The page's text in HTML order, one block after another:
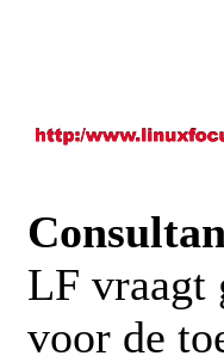
LF vraagt
voor de